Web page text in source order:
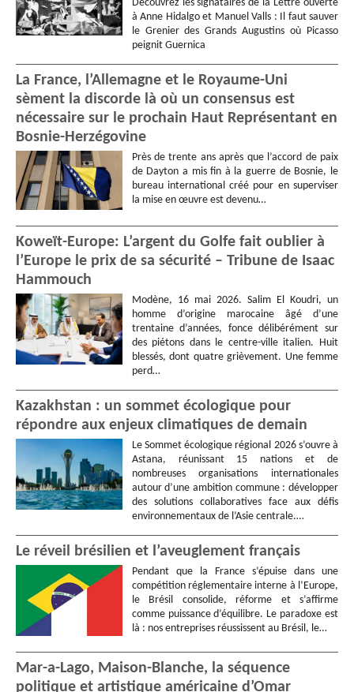
Découvrez les signataires de la Lettre ouverte
à Anne Hidalgo et Manuel Valls : Il faut sauver
le Grenier des Grands Augustins où Picasso
peignit Guernica
La France, l’Allemagne et le Royaume-Uni
sèment la discorde là où un consensus est
nécessaire sur le prochain Haut Représentant en
Bosnie-Herzégovine
Près de trente ans après que l’accord de paix
de Dayton a mis fin à la guerre de Bosnie, le
bureau international créé pour en superviser
la mise en œuvre est devenu…
Koweït-Europe: L’argent du Golfe fait oublier à
l’Europe le prix de sa sécurité – Tribune de Isaac
Hammouch
Modène, 16 mai 2026. Salim El Koudri, un
homme d’origine marocaine âgé d’une
trentaine d’années, fonce délibérément sur
des piétons dans le centre-ville italien. Huit
blessés, dont quatre grièvement. Une femme
perd…
Kazakhstan : un sommet écologique pour
répondre aux enjeux climatiques de demain
Le Sommet écologique régional 2026 s’ouvre à
Astana, réunissant 15 nations et de
nombreuses organisations internationales
autour d’une ambition commune : développer
des solutions collaboratives face aux défis
environnementaux de l’Asie centrale.…
Le réveil brésilien et l’aveuglement français
Pendant que la France s’épuise dans une
compétition réglementaire interne à l’Europe,
le Brésil consolide, réforme et s’affirme
comme puissance d’équilibre. Le paradoxe est
là : nos entreprises réussissent au Brésil, le…
Mar-a-Lago, Maison-Blanche, la séquence
politique et artistique américaine d’Omar